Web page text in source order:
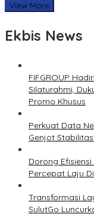
View More
Ekbis News
FIFGROUP
Silaturahmi,
Promo Khusus
Perkuat Data
Genjot
Dorong
Percepat Laju
Transformasi
SulutGo